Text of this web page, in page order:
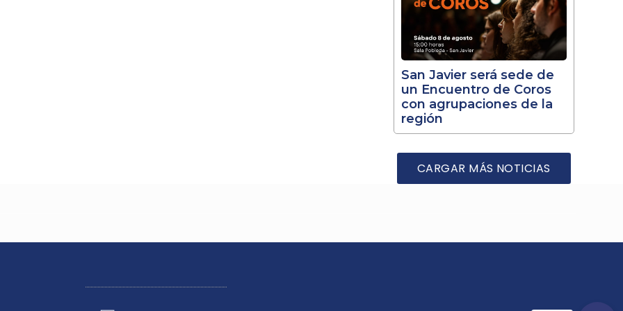
San Javier será sede de
un Encuentro de Coros
con agrupaciones de la
región
CARGAR MÁS NOTICIAS